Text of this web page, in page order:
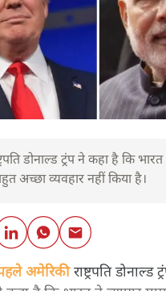
डोनाल्ड ट्रंप ने कहा है कि
अच्छा व्यवहार नहीं किया है।
अमेरिकी राष्ट्रपति डोनाल्ड